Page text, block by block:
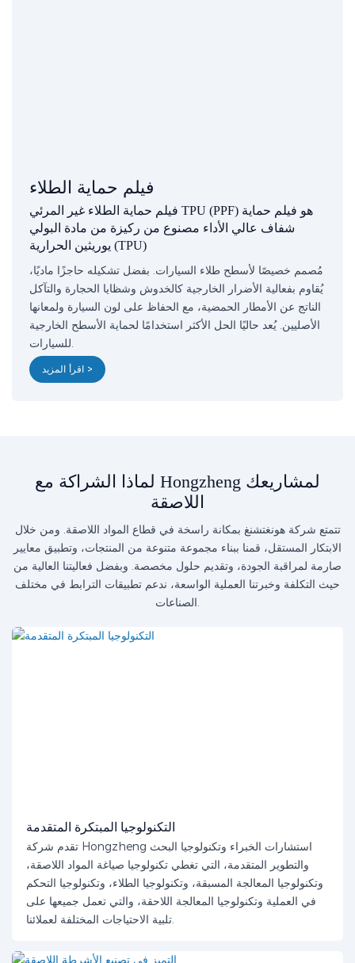
فيلم حماية الطلاء
فيلم حماية الطلاء غير المرئي TPU (PPF) هو فيلم حماية
شفاف عالي الأداء مصنوع من ركيزة من مادة البولي
يوريثين الحرارية (TPU)
مُصمم خصيصًا لأسطح طلاء السيارات. بفضل تشكيله حاجزًا ماديًا،
يُقاوم بفعالية الأضرار الخارجية كالخدوش وشظايا الحجارة والتآكل
الناتج عن الأمطار الحمضية، مع الحفاظ على لون السيارة ولمعانها
الأصليين. يُعد حاليًا الحل الأكثر استخدامًا لحماية الأسطح الخارجية
للسيارات.
اقرأ المزيد >
لماذا الشراكة مع Hongzheng لمشاريعك
اللاصقة
تتمتع شركة هونغتشنغ بمكانة راسخة في قطاع المواد اللاصقة. ومن خلال
الابتكار المستقل، قمنا ببناء مجموعة متنوعة من المنتجات، وتطبيق معايير
صارمة لمراقبة الجودة، وتقديم حلول مخصصة. وبفضل فعاليتنا العالية من
حيث التكلفة وخبرتنا العملية الواسعة، ندعم تطبيقات الترابط في مختلف
الصناعات.
التكنولوجيا المبتكرة المتقدمة
تقدم شركة Hongzheng استشارات الخبراء وتكنولوجيا البحث
والتطوير المتقدمة، التي تغطي تكنولوجيا صياغة المواد اللاصقة،
وتكنولوجيا المعالجة المسبقة، وتكنولوجيا الطلاء، وتكنولوجيا التحكم
في العملية وتكنولوجيا المعالجة اللاحقة، والتي تعمل جميعها على
تلبية الاحتياجات المختلفة لعملائنا.